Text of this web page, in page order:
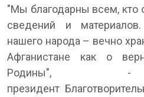
"Мы благодарны всем, кто
сведений и
нашего народа – вечно
Афганистане как о
Родины", -
президент